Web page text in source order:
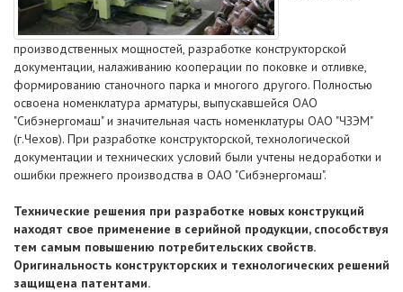
производственных мощностей, разработке конструкторской
документации, налаживанию кооперации по поковке и отливке,
формированию станочного парка и многого другого. Полностью
освоена номенклатура арматуры, выпускавшейся ОАО
"Сибэнергомаш" и значительная часть номенклатуры ОАО "ЧЗЭМ"
(г.Чехов). При разработке конструкторской, технологической
документации и технических условий были учтены недоработки и
ошибки прежнего производства в ОАО "Сибэнергомаш".
Технические решения при разработке новых конструкций
находят свое применение в серийной продукции, способствуя
тем самым повышению потребительских свойств.
Оригинальность конструкторских и технологических решений
защищена патентами.